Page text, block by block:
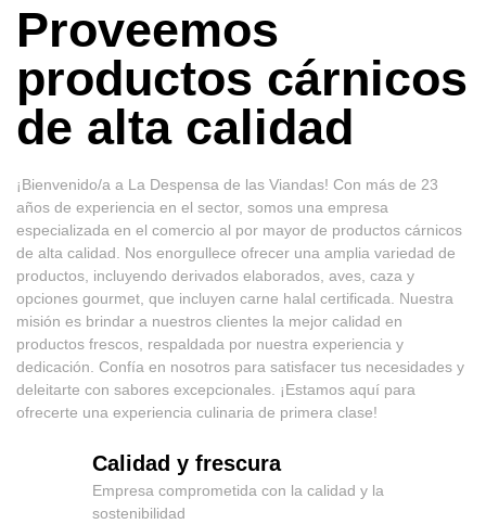
Proveemos
productos cárnicos
de alta calidad
¡Bienvenido/a a La Despensa de las Viandas! Con más de 23
años de experiencia en el sector, somos una empresa
especializada en el comercio al por mayor de productos cárnicos
de alta calidad. Nos enorgullece ofrecer una amplia variedad de
productos, incluyendo derivados elaborados, aves, caza y
opciones gourmet, que incluyen carne halal certificada. Nuestra
misión es brindar a nuestros clientes la mejor calidad en
productos frescos, respaldada por nuestra experiencia y
dedicación. Confía en nosotros para satisfacer tus necesidades y
deleitarte con sabores excepcionales. ¡Estamos aquí para
ofrecerte una experiencia culinaria de primera clase!
Calidad y frescura
Empresa comprometida con la calidad y la
sostenibilidad